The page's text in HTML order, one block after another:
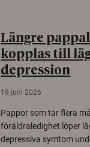
Längre
kopplas till
depression
19 juni 2026
Pappor som tar flera
föräldraledighet löper
depressiva symtom